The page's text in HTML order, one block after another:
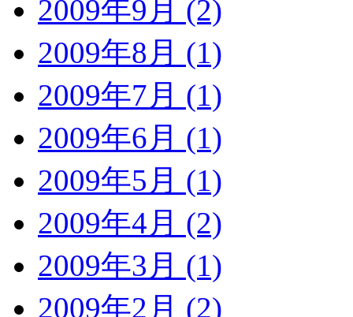
2009年9月 (2)
2009年8月 (1)
2009年7月 (1)
2009年6月 (1)
2009年5月 (1)
2009年4月 (2)
2009年3月 (1)
2009年2月 (2)